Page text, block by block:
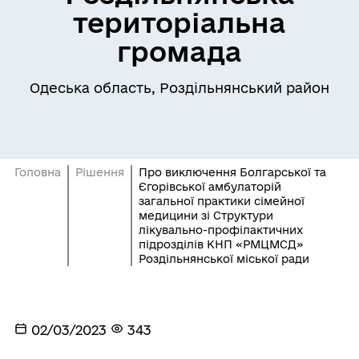
територіальна
громада
Одеська область, Роздільнянський район
Головна Рішення
Про виключення Болгарської та
Єгорівської амбулаторій
загальної практики сімейної
медицини зі Структури
лікувально-профілактичних
підрозділів КНП «РМЦМСД»
Роздільнянської міської ради
02/03/2023 343